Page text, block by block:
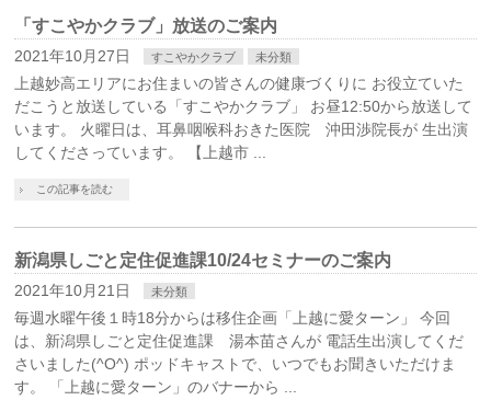
「すこやかクラブ」放送のご案内
2021年10月27日 すこやかクラブ 未分類
上越妙高エリアにお住まいの皆さんの健康づくりに お役立ていた
だこうと放送している「すこやかクラブ」 お昼12:50から放送して
います。 火曜日は、耳鼻咽喉科おきた医院 沖田渉院長が 生出演
してくださっています。 【上越市 ...
この記事を読む
新潟県しごと定住促進課10/24セミナーのご案内
2021年10月21日 未分類
毎週水曜午後１時18分からは移住企画「上越に愛ターン」 今回
は、新潟県しごと定住促進課 湯本苗さんが 電話生出演してくだ
さいました(^O^) ポッドキャストで、いつでもお聞きいただけま
す。 「上越に愛ターン」のバナーから ...